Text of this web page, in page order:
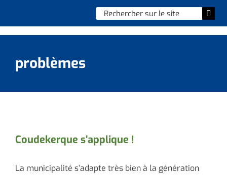
Chercher
:
Vie municipale
problèmes
Coudekerque s’applique !
La municipalité s’adapte très bien à la génération